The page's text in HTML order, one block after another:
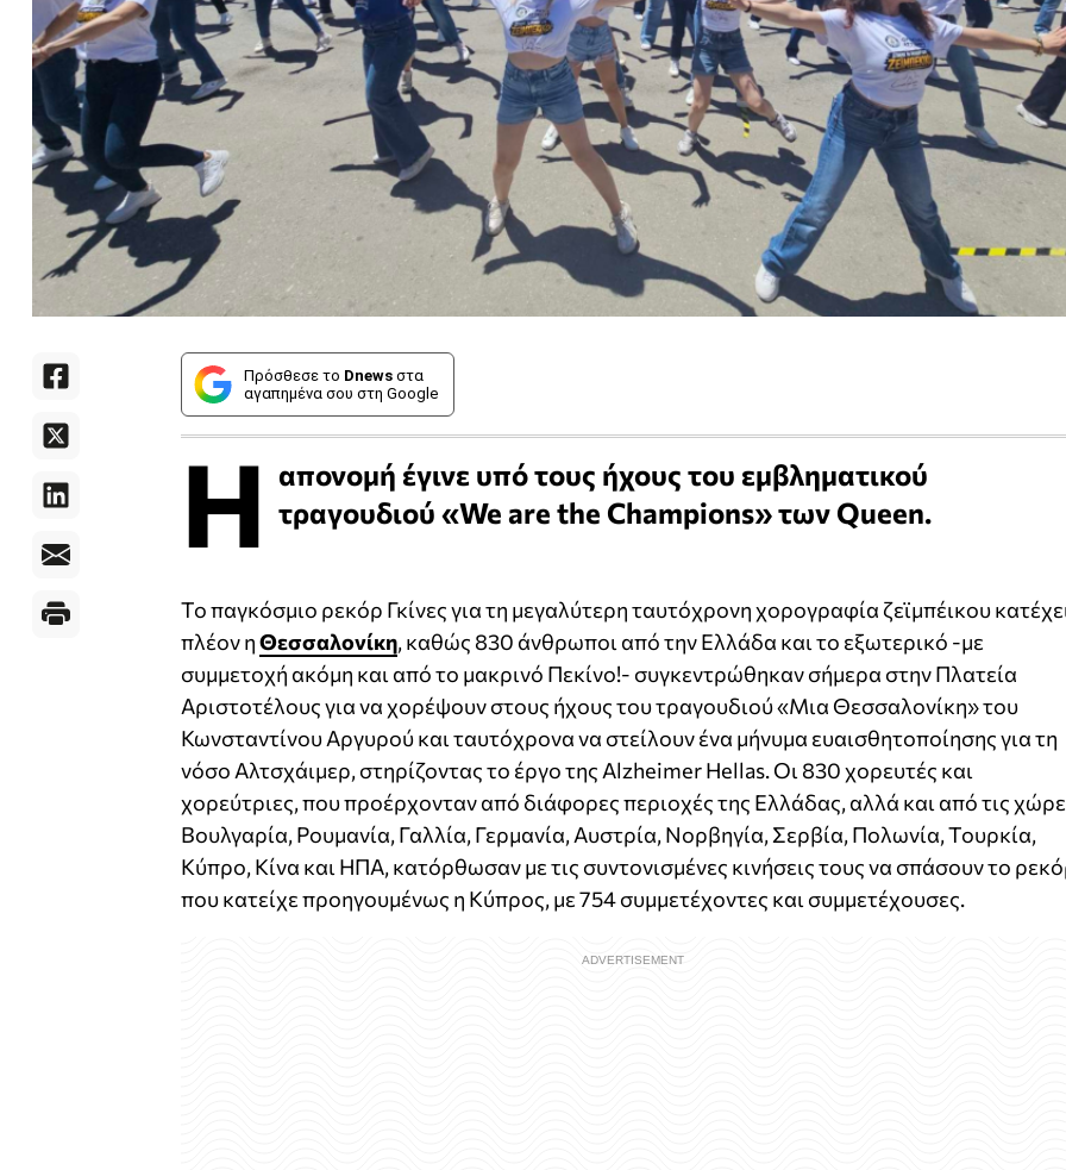
Πρόσθεσε το Dnews στα
αγαπημένα σου στη Google
H απονομή έγινε υπό τους ήχους του εμβληματικού
τραγουδιού «We are the Champions» των Queen.
Το παγκόσμιο ρεκόρ Γκίνες για τη μεγαλύτερη ταυτόχρονη χορογραφία ζεϊμπέικου
πλέον ηΘεσσαλονίκη, καθώς 830 άνθρωποι από την Ελλάδα και το εξωτερικό -με
συμμετοχή ακόμη και από το μακρινό Πεκίνο!- συγκεντρώθηκαν σήμερα στην Πλατεία
Αριστοτέλους για να χορέψουν στους ήχους του τραγουδιού «Μια Θεσσαλονίκη» του
Κωνσταντίνου Αργυρού και ταυτόχρονα να στείλουν ένα μήνυμα ευαισθητοποίησης για τη
νόσο Αλτσχάιμερ, στηρίζοντας το έργο της Alzheimer Hellas. Οι 830 χορευτές και
χορεύτριες, που προέρχονταν από διάφορες περιοχές της Ελλάδας, αλλά και από τις
Βουλγαρία, Ρουμανία, Γαλλία, Γερμανία, Αυστρία, Νορβηγία, Σερβία, Πολωνία, Τουρκία,
Κύπρο, Κίνα και ΗΠΑ, κατόρθωσαν με τις συντονισμένες κινήσεις τους να σπάσουν το
που κατείχε προηγουμένως η Κύπρος, με 754 συμμετέχοντες και συμμετέχουσες.